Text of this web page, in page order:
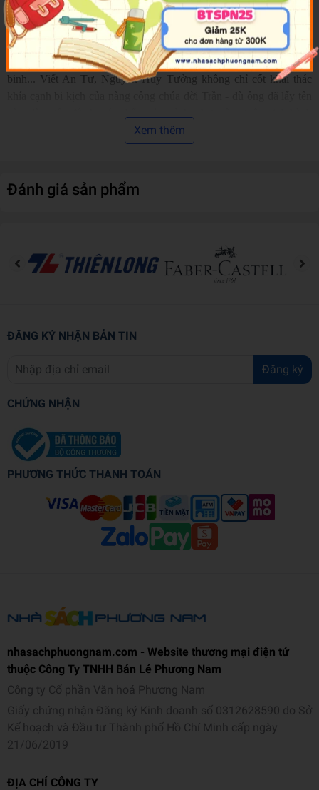
Tông. Tương truyền, công chúa An Tư là người có sắc đẹp
nghiêng nước nghiêng thành. Gặp buổi giặc Nguyên Mông sang
xâm lược, trước sức mạnh hung hãn của kẻ thù, triều đình đã quyết
định cống An Tư cho tướng giặc Thoát Hoan để làm kế hoãn
binh... Viết An Tư, Nguyễn Huy Tưởng không chỉ cốt khai thác
động hi sinh cao cả của nàng. Với những biến cố trong số phận của
một cá nhân, tác giả đã tái hiện hầu như trọn vẹn những sự kiện
lần thứ hai của vua tôi nhà Trần... An Tư - số phận một cá nhân
nhưng cũng là tiêu biểu cho những hi sinh mất mát của quân dân
tranh toàn cảnh về lịch sử đất nước trong đó có kinh thành Thăng
Long, ở vào một thời điểm đầy thử thách nhưng cũng rất đỗi hào
Mã sản phẩm
Tên nhà cung cấp
Năm XB
Ngôn ngữ Tiếng Việt
Trọng lượng (gr) 210
20 x 13 x 0.9
Xem thêm
Đánh giá sản phẩm
ĐĂNG KÝ NHẬN BẢN TIN
Đăng ký
CHỨNG NHẬN
PHƯƠNG THỨC THANH TOÁN
nhasachphuongnam.com - Website thương mại điện tử
thuộc Công Ty TNHH Bán Lẻ Phương Nam
Công ty Cổ phần Văn hoá Phương Nam
Giấy chứng nhận Đăng ký Kinh doanh số 0312628590 do Sở
Kế hoạch và Đầu tư Thành phố Hồ Chí Minh cấp ngày
21/06/2019
ĐỊA CHỈ CÔNG TY